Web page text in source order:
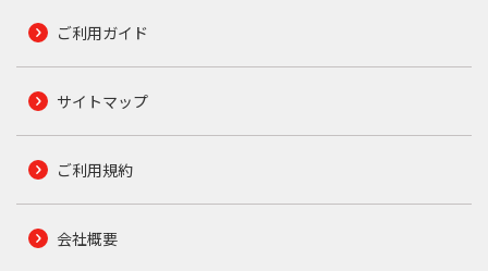
ご利用ガイド
サイトマップ
ご利用規約
会社概要